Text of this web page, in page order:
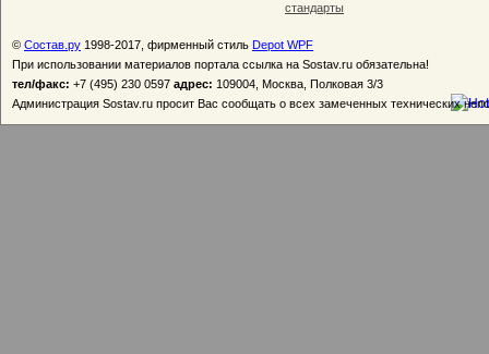
стандарты
© Состав.ру 1998-2017, фирменный стиль Depot WPF
При использовании материалов портала ссылка на Sostav.ru обязательна!
тел/факс: +7 (495) 230 0597 адрес: 109004, Москва, Полковая 3/3
Администрация Sostav.ru просит Вас сообщать о всех замеченных технических